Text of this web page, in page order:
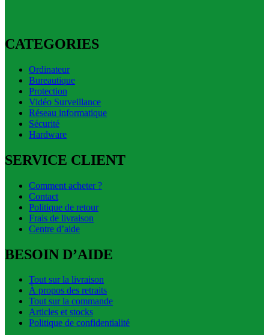
CATEGORIES
Ordinateur
Bureautique
Protection
Vidéo Surveillance
Réseau informatique
Sécurité
Hardware
SERVICE CLIENT
Comment acheter ?
Contact
Politique de retour
Frais de livraison
Centre d’aide
BESOIN D’AIDE
Tout sur la livraison
À propos des retraits
Tout sur la commande
Articles et stocks
Politique de confidentialité